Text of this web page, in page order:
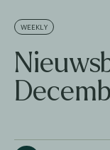
WEEKLY